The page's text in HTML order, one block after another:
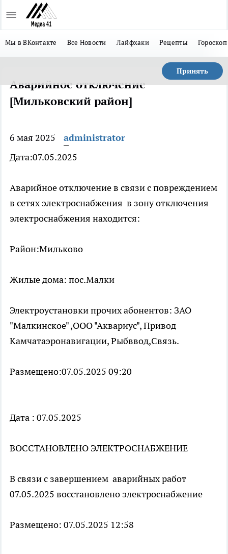
Мы в ВКонтакте Все Новости Лайфхаки Рецепты Гороскоп
Принять
Аварийное отключение
[Мильковский район]
6 мая 2025
administrator
Дата:07.05.2025
Аварийное отключение в связи с повреждением
в сетях электроснабжения в зону отключения
электроснабжения находится:
Район:Мильково
Жилые дома: пос.Малки
Электроустановки прочих абонентов: ЗАО
"Малкинское" ,ООО "Аквариус", Привод
Камчатаэронавигации, Рыбввод,Связь.
Размещено:07.05.2025 09:20
Дата : 07.05.2025
ВОССТАНОВЛЕНО ЭЛЕКТРОСНАБЖЕНИЕ
В связи с завершением аварийных работ
07.05.2025 восстановлено электроснабжение
Размещено: 07.05.2025 12:58